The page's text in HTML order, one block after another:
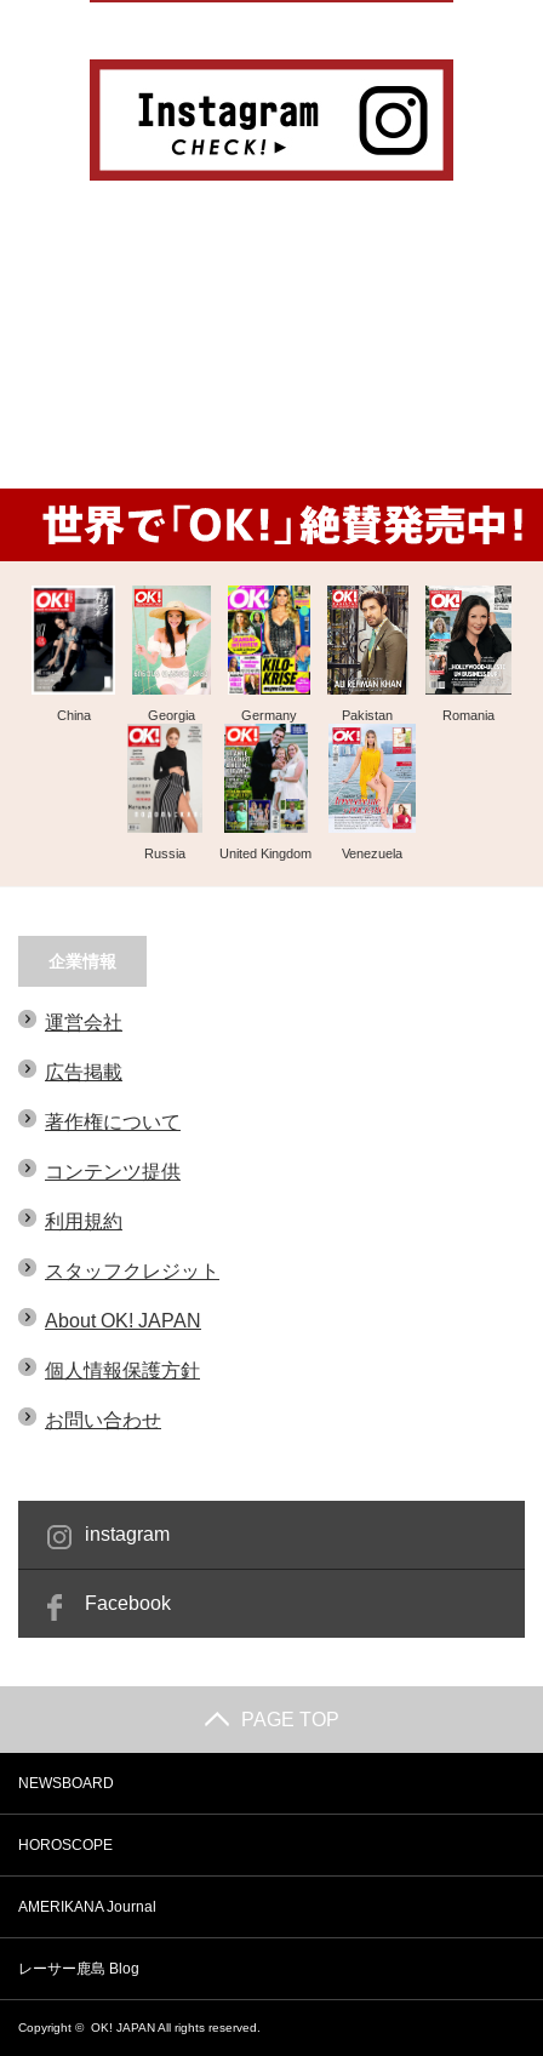
China Georgia Germany Pakistan Romania
Russia United Kingdom Venezuela
企業情報
運営会社
広告掲載
著作権について
コンテンツ提供
利用規約
スタッフクレジット
About OK! JAPAN
個人情報保護方針
お問い合わせ
instagram
Facebook
PAGE TOP
NEWSBOARD
HOROSCOPE
AMERIKANA Journal
レーサー鹿島 Blog
Copyright © OK! JAPANAll rights reserved.